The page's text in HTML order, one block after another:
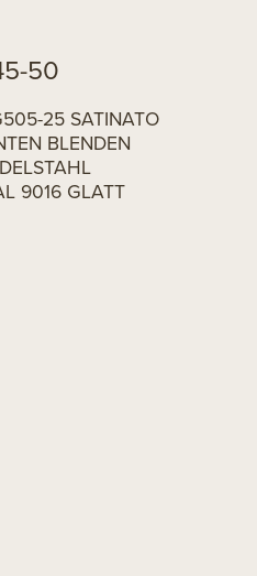
50
25 SATINATO
BLENDEN
9016 GLATT